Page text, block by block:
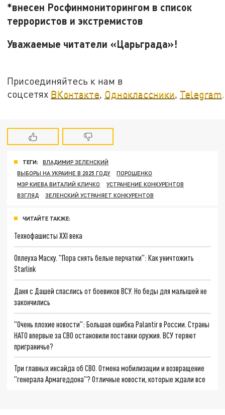
*внесен Росфинмониторингом в список
террористов и экстремистов
Уважаемые читатели «Царьграда»!
Присоединяйтесь к нам в
соцсетях ВКонтакте, Одноклассники, Telegram.
ТЕГИ:
ВЛАДИМИР ЗЕЛЕНСКИЙ
ВЫБОРЫ НА УКРАИНЕ В 2025 ГОДУ
ПОРОШЕНКО
МЭР КИЕВА ВИТАЛИЙ КЛИЧКО
УСТРАНЕНИЕ КОНКУРЕНТОВ
ВЗГЛЯД
ЗЕЛЕНСКИЙ УСТРАНЯЕТ КОНКУРЕНТОВ
ЧИТАЙТЕ ТАКЖЕ:
Технофашисты XXI века
Оплеуха Маску. "Пора снять белые перчатки": Как уничтожить
Starlink
Даня с Дашей спаслись от боевиков ВСУ. Но беды для малышей не
закончились
"Очень плохие новости": Большая ошибка Palantir в России. Страны
НАТО впервые за СВО остановили поставки оружия. ВСУ теряют
приграничье?
Три главных инсайда об СВО. Отмена мобилизации и возвращение
"генерала Армагеддона"? Отличные новости, которые ждали все